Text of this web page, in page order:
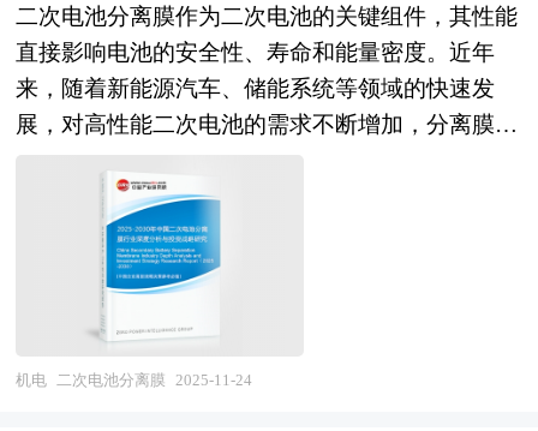
在涂布、辊压、卷绕/叠片等中段核心装备领域已
实现高度自主可控，部分技术路线达到国际领先水
平。但行业分化显著加剧——头部企业通过与下游
龙头电池厂商深度绑定，向整线集成、数字化交付
延伸，构建起技术与客户认证壁垒；而中低端产能
则面临技术同质化、价格战与交付能力的多重挤
压。同时，新工艺催化新设备需求，干法电极、半
固态/固态电池、复合集流体等前沿技术路线对设
备提出颠覆性要求，传统标准机型正在向高度定制
化、模块化、柔性化方向演进，单一设备销售模式
加速向工艺解决方案服务商转型。 未来，技术融
二次电池分离膜作为二次电池的关键组件，其性能
直接影响电池的安全性、寿命和能量密度。近年
来，随着新能源汽车、储能系统等领域的快速发
展，对高性能二次电池的需求不断增加，分离膜技
型的复合分离膜和固体电解质膜，分离膜材料和制
备技术的创新为二次电池性能的提升提供了重要支
持。 目前，中国二次电池分离膜行业正处于技术
创新和市场拓展的关键时期。技术方面，分离膜的
制备技术不断优化，例如通过熔融法、溶液法、相
分离法等方法制备聚烯烃多孔膜，以及通过干法工
机电 二次电池分离膜 2025-11-24